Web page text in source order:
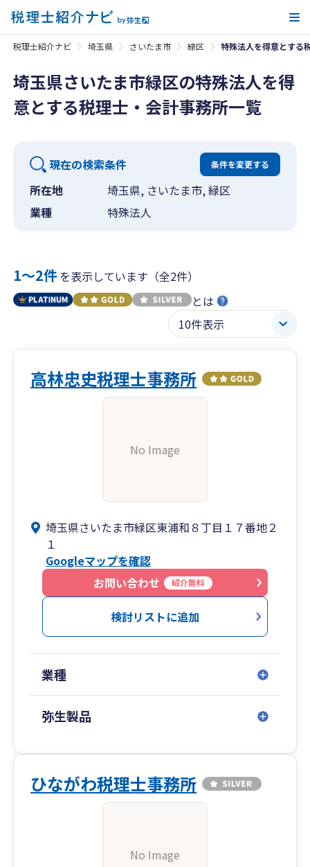
税理士紹介ナビ 埼玉県 さいたま市 緑区 特殊法人を得意とする
埼玉県さいたま市緑区の特殊法人を得
意とする税理士・会計事務所一覧
現在の検索条件 条件を変更する
所在地
埼玉県, さいたま市, 緑区
業種
特殊法人
1〜2件を表示しています（全2件）
とは
高林忠史税理士事務所
No Image
埼玉県さいたま市緑区東浦和８丁目１７番地２
１
Googleマップを確認
お問い合わせ
紹介無料
検討リストに追加
業種
弥生製品
ひながわ税理士事務所
No Image